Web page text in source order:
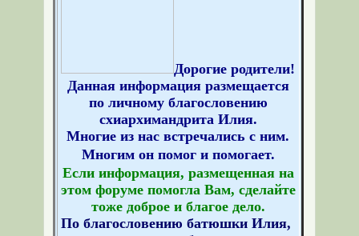
Дорогие родители!
Данная информация размещается
по личному благословению
схиархимандрита Илия.
Многие из нас встречались с ним.
Многим он помог и помогает.
Если информация, размещенная на
этом форуме помогла Вам, сделайте
тоже доброе и благое дело.
По благословению батюшки Илия,